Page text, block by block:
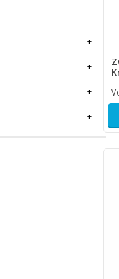
+
+
+
+